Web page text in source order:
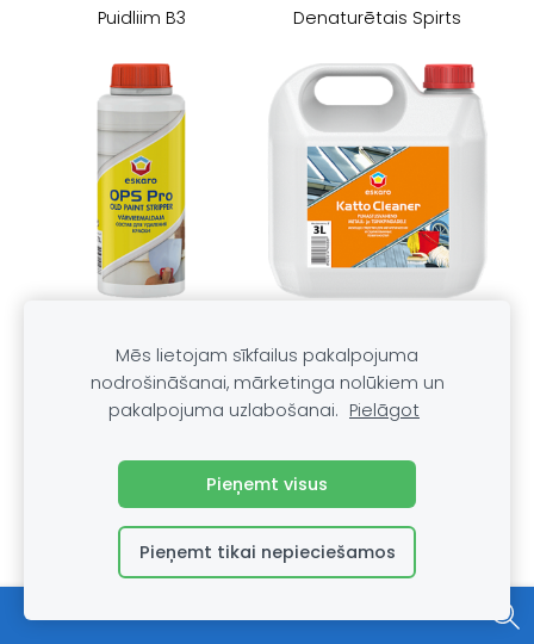
Puidliim B3 Denaturētais Spirts
Mēs lietojam sīkfailus pakalpojuma
nodrošināšanai, mārketinga nolūkiem un
pakalpojuma uzlabošanai. Pielāgot
Pieņemt visus
Pieņemt tikai nepieciešamos